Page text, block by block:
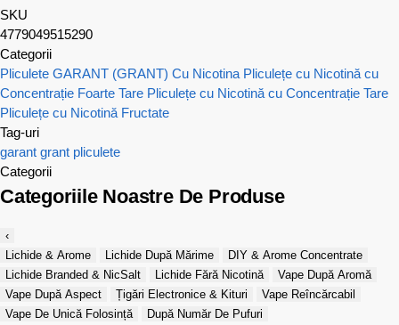
SKU
4779049515290
Categorii
Pliculete GARANT (GRANT) Cu Nicotina Pliculețe cu Nicotină cu
Concentrație Foarte Tare Pliculețe cu Nicotină cu Concentrație Tare
Pliculețe cu Nicotină Fructate
Tag-uri
garant grant pliculete
Categorii
Categoriile Noastre De Produse
‹
Lichide & Arome
Lichide După Mărime
DIY & Arome Concentrate
Lichide Branded & NicSalt
Lichide Fără Nicotină
Vape După Aromă
Vape După Aspect
Țigări Electronice & Kituri
Vape Reîncărcabil
Vape De Unică Folosință
După Număr De Pufuri